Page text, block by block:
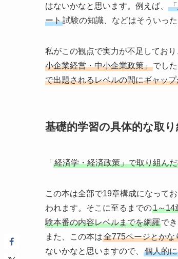
はないかなと思います。例えば、
ート試験の知識、などはそういっ
私がこの観点で実力が不足してお
小企業経営・中小企業政策」でし
で出題されるレベルの間にギャッ
基礎的学習の具体的な取
「 経済学・経済政策」で取り組ん
この本は全部で19章構成になって
われます。そこに至るまでの1～14
験本番の内容レベルまでを網羅で
また、この本は全775ページとかな
ないかなと思いますので、
個人的